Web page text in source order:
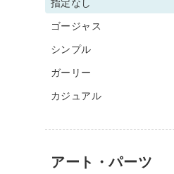
指定なし
ゴージャス
シンプル
ガーリー
カジュアル
アート・パーツ